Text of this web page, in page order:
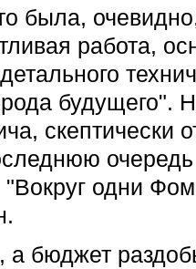
была,
работа,
будущего".
скептически
очередь
"Вокруг одни
а бюджет